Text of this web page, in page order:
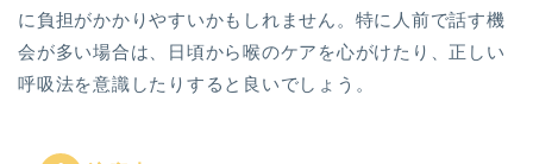
に負担がかかりやすいかもしれません。特に人前で話す機
会が多い場合は、日頃から喉のケアを心がけたり、正しい
呼吸法を意識したりすると良いでしょう。